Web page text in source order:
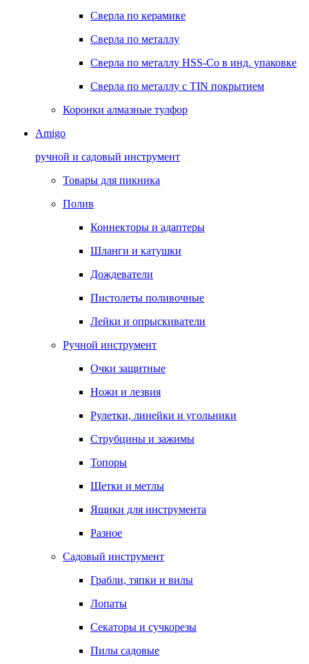
Сверла по керамике
Сверла по металлу
Сверла по металлу HSS-Co в инд. упаковке
Сверла по металлу с TIN покрытием
Коронки алмазные тулфор
Amigo
ручной и садовый инструмент
Товары для пикника
Полив
Коннекторы и адаптеры
Шланги и катушки
Дождеватели
Пистолеты поливочные
Лейки и опрыскиватели
Ручной инструмент
Очки защитные
Ножи и лезвия
Рулетки, линейки и угольники
Струбцины и зажимы
Топоры
Щетки и метлы
Ящики для инструмента
Разное
Садовый инструмент
Грабли, тяпки и вилы
Лопаты
Секаторы и сучкорезы
Пилы садовые